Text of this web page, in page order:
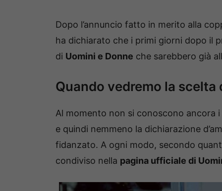
Dopo l’annuncio fatto in merito alla
ha dichiarato che i primi giorni dopo il
di Uomini e Donne che sarebbero già
Quando vedremo la scelta
Al momento non si conoscono ancora i
e quindi nemmeno la dichiarazione
fidanzato. A ogni modo, secondo
condiviso nella pagina ufficiale di